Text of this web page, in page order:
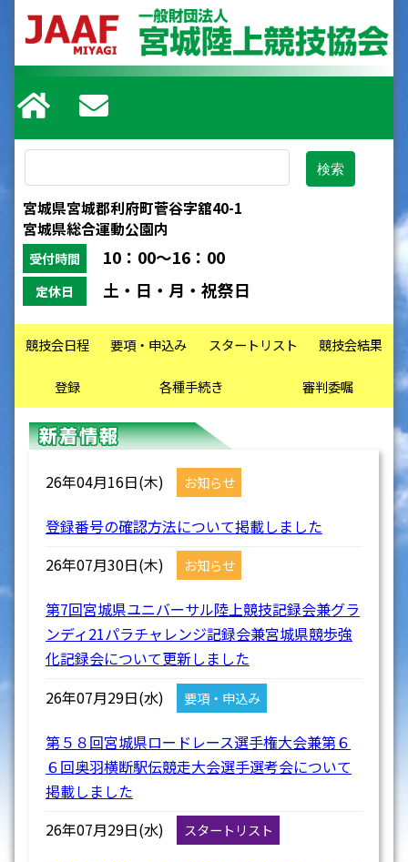
宮城県宮城郡利府町菅谷字舘40-1
宮城県総合運動公園内
受付時間 10：00～16：00
定休日 土・日・月・祝祭日
競技会日程 要項・申込み スタートリスト 競技会結果
登録 各種手続き 審判委嘱
26年04月16日(木) お知らせ
登録番号の確認方法について掲載しました
26年07月30日(木)
お知らせ
第7回宮城県ユニバーサル陸上競技記録会兼グラ
ンディ21パラチャレンジ記録会兼宮城県競歩強
化記録会について更新しました
26年07月29日(水)
要項・申込み
第５８回宮城県ロードレース選手権大会兼第６
６回奥羽横断駅伝競走大会選手選考会について
掲載しました
26年07月29日(水)
スタートリスト